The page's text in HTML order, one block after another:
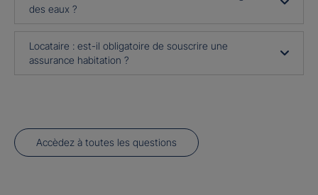
des eaux ?
Locataire : est-il obligatoire de souscrire une
assurance habitation ?
Accèdez à toutes les questions